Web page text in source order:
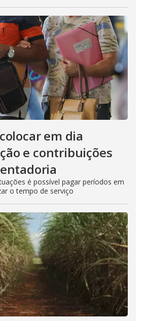
em dia
e contribuições
é possível pagar períodos em
o tempo de serviço